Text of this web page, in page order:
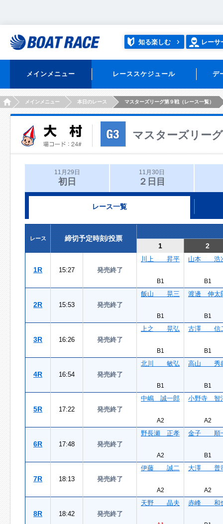
知る楽しむ レーサ
メインメニュー レーススケジュール デ
HOMEメインメニュー 本日のレース マスターズリーグ第９戦（レース一覧）
マスターズリー
11月29日
初日
11月30日
２日目
レース一覧
レース
締切予定時刻/投票
1
2
1R 15:27 発売終了
川上 昇平
B1
山本 浩
B1
2R 15:53 発売終了
飯山 晃三
B1
渡邊 伸太
B1
3R 16:26 発売終了
上之 晃弘
B1
古澤 信
B1
4R 16:54 発売終了
北川 敏弘
B1
高山 秀
B1
5R 17:22 発売終了
中嶋 誠一郎
A2
小野寺 智
A2
6R 17:48 発売終了
野長瀬 正孝
A2
金子 順
B1
7R 18:13 発売終了
伊藤 誠二
A2
大澤 普
A2
8R 18:42 発売終了
天野 晶夫 赤峰 和